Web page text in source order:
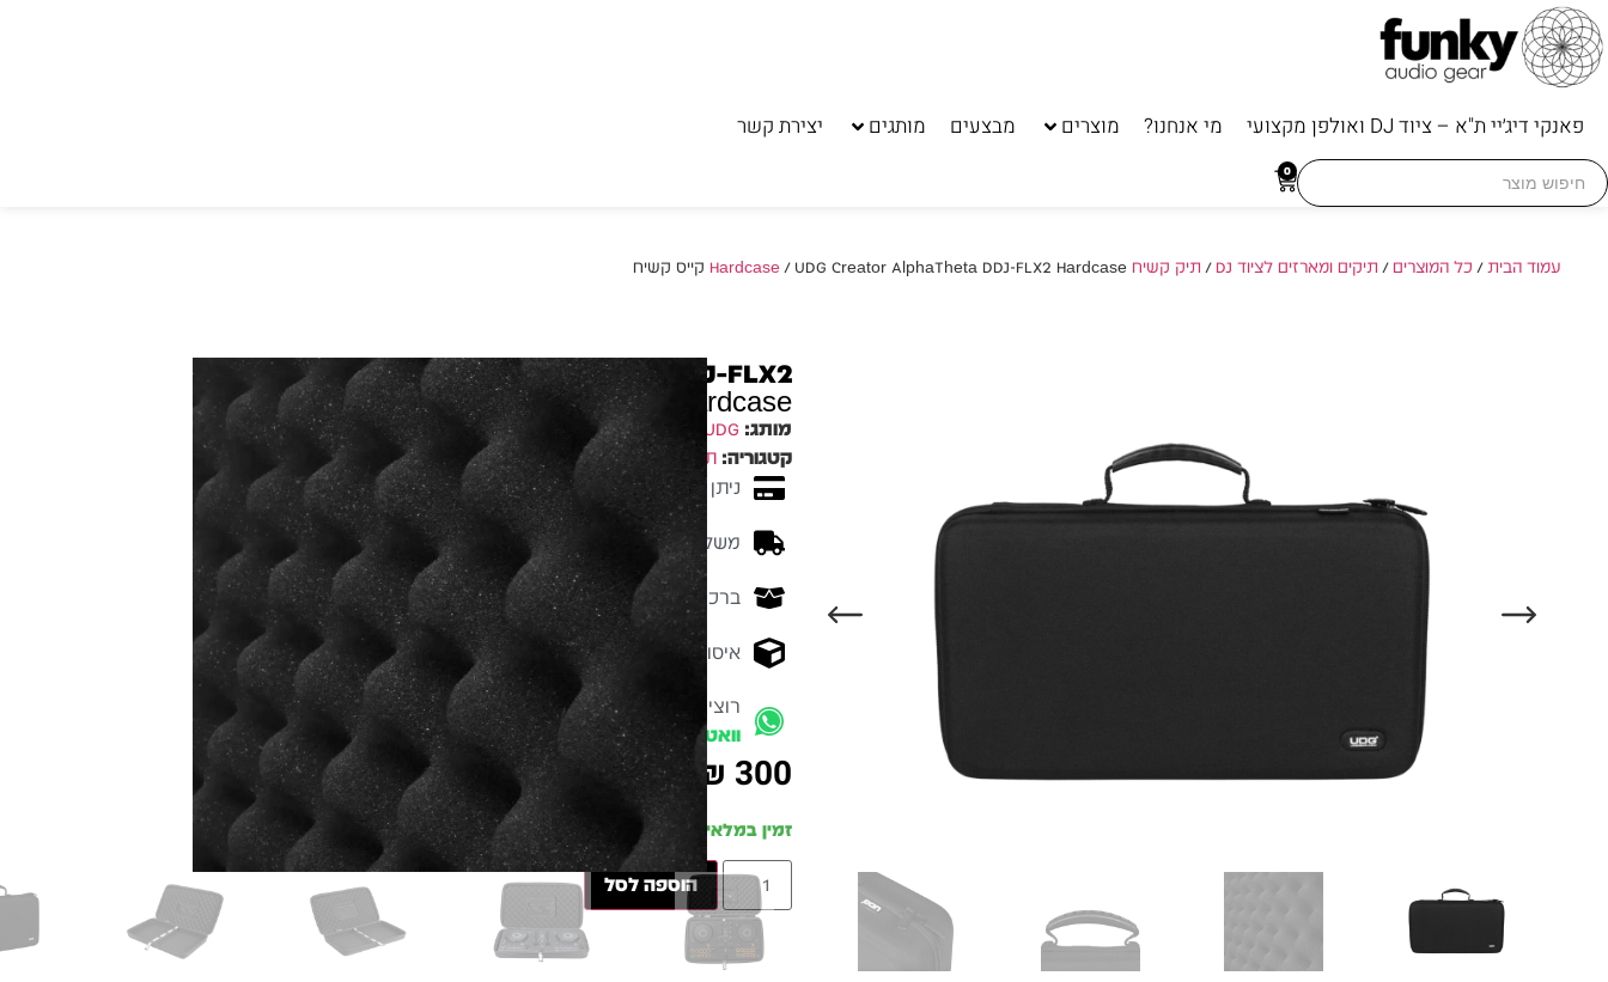
פאנקי דיג׳יי ת"א – ציוד DJ ואולפן מקצועי מי אנחנו? מוצרים מבצעים מותגים יצירת קשר
Search
for:
0
עמוד הבית/ כל המוצרים / תיקים ומארזים לציוד DJ / תיק קשיח Hardcase/ UDG Creator AlphaTheta DDJ-FLX2 Hardcase קייס קשיח
UDG Creator AlphaTheta DDJ-FLX2
Hardcase קייס קשיח
מותג: UDG
קטגוריה: תיק קשיח Hardcase
ניתן לשלם עד 10 תשלומים ללא ריבית
משלוח מהיר - זמן אספקה בין 3-5 ימי עסקים
ברכישה מעל 700 ש״ח - המשלוח חינם
איסוף עצמי מהיר - מקוה ישראל 6 ת״א
רוצים להתייעץ עם מומחה לפני הרכישה? שלח לנו
וואטסאפ
₪ 300
זמין במלאי
הוספה לסל